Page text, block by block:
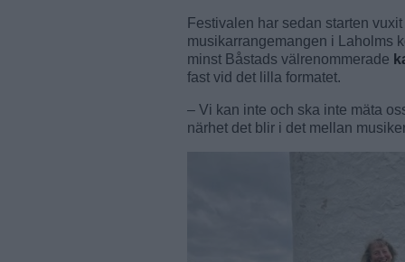
Festivalen har sedan starten
musikarrangemangen i Laholms
minst Båstads välrenommerade
fast vid det lilla formatet.
– Vi kan inte och ska inte mäta
närhet det blir i det mellan